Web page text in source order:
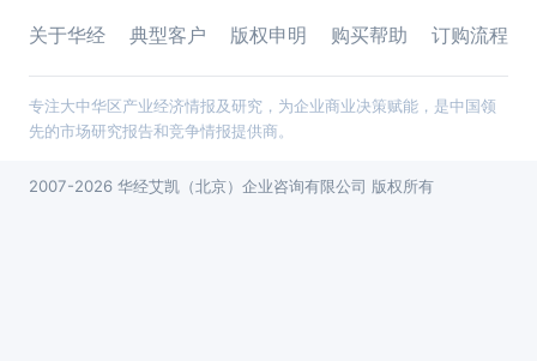
关于华经 典型客户 版权申明 购买帮助 订购流程
专注大中华区产业经济情报及研究，为企业商业决策赋能，是中国领
先的市场研究报告和竞争情报提供商。
2007-2026 华经艾凯（北京）企业咨询有限公司 版权所有